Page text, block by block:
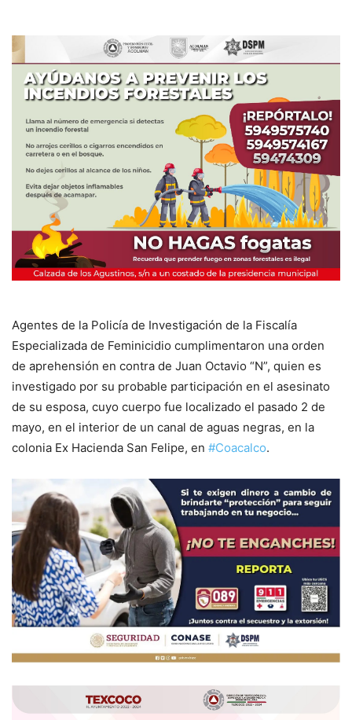
Agentes de la Policía de Investigación de la Fiscalía
Especializada de Feminicidio cumplimentaron una orden
de aprehensión en contra de Juan Octavio “N”, quien es
investigado por su probable participación en el asesinato
de su esposa, cuyo cuerpo fue localizado el pasado 2 de
mayo, en el interior de un canal de aguas negras, en la
colonia Ex Hacienda San Felipe, en #Coacalco.